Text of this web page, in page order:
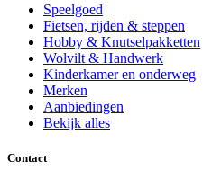
Speelgoed
Fietsen, rijden & steppen
Hobby & Knutselpakketten
Wolvilt & Handwerk
Kinderkamer en onderweg
Merken
Aanbiedingen
Bekijk alles
Contact